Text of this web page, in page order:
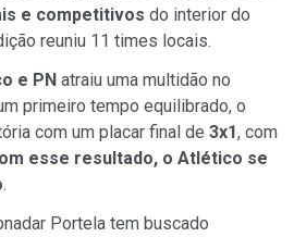
e competitivos do interior do
reuniu 11 times locais.
e PN atraiu uma multidão no
primeiro tempo equilibrado, o
com um placar final de 3x1, com
esse resultado, o Atlético se
.
Portela tem buscado